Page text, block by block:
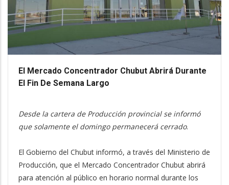
El Mercado Concentrador Chubut Abrirá Durante
El Fin De Semana Largo
Desde la cartera de Producción provincial se informó
que solamente el domingo permanecerá cerrado.
El Gobierno del Chubut informó, a través del Ministerio de
Producción, que el Mercado Concentrador Chubut abrirá
para atención al público en horario normal durante los